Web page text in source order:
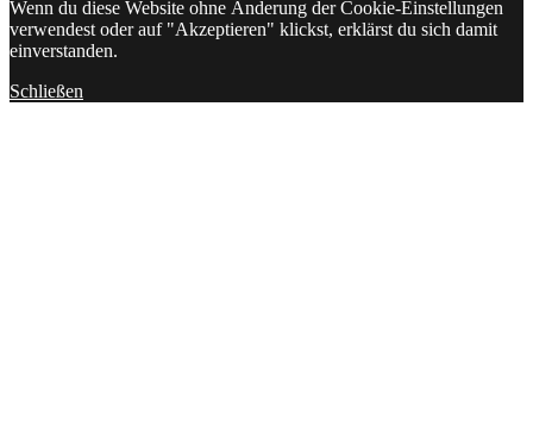
Wenn du diese Website ohne Änderung der Cookie-Einstellungen
verwendest oder auf "Akzeptieren" klickst, erklärst du sich damit
einverstanden.
Schließen